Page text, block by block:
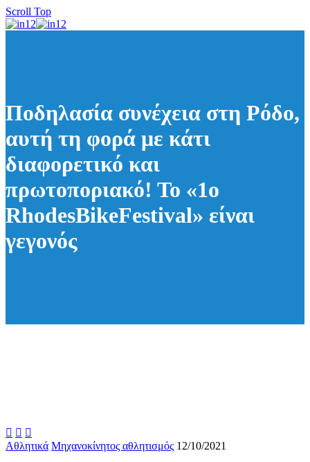
Scroll Top
Ποδηλασία συνέχεια στη Ρόδο,
αυτή τη φορά με κάτι
διαφορετικό και
πρωτοποριακό! Το «1ο
RhodesBikeFestival» είναι
γεγονός
  
Αθλητικά Μηχανοκίνητος αθλητισμός 12/10/2021